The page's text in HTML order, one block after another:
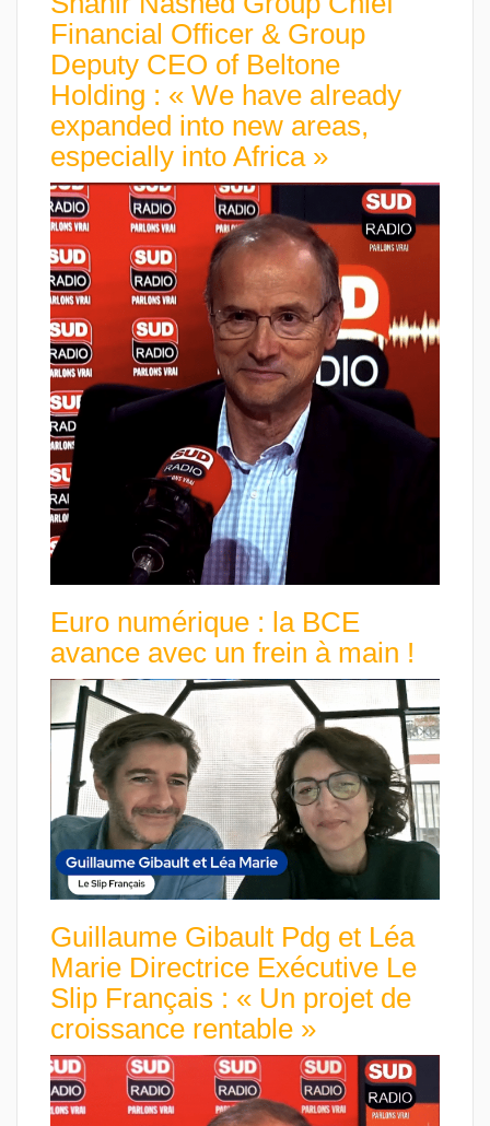
Financial Officer & Group
Deputy CEO of Beltone
Holding : « We have already
expanded into new areas,
especially into Africa »
Euro numérique : la BCE
avance avec un frein à main !
Guillaume Gibault Pdg et Léa
Marie Directrice Exécutive Le
Slip Français : « Un projet de
croissance rentable »